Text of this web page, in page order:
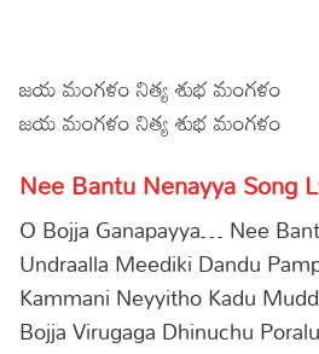
జయ మంగళం నిత్య శుభ మంగళం
జయ మంగళం నిత్య శుభ మంగళం
Nee Bantu Nenayya Song
O Bojja Ganapayya… Nee
Undraalla Meediki Dandu
Kammani Neyyitho Kadu
Bojja Virugaga Dhinuchu